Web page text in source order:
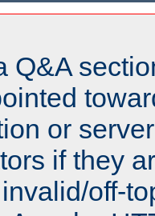
Q&A
or
if they
off-